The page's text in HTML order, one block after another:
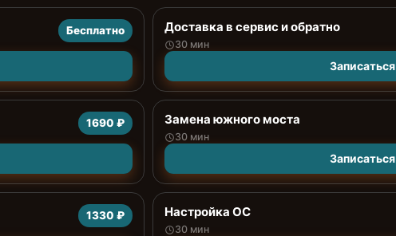
Бесплатно Доставка в сервис и обратно
30 мин
Записаться
1690 ₽ Замена южного моста
30 мин
Записаться
1330 ₽ Настройка ОС
30 мин